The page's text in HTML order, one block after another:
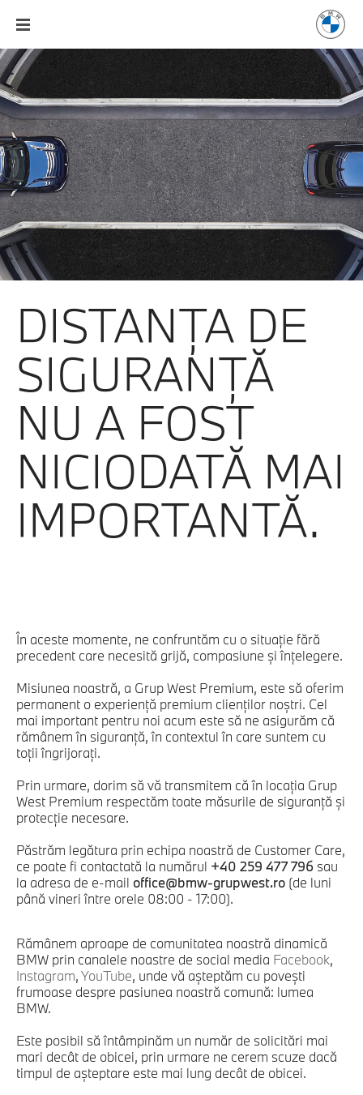
DISTANŢA DE
SIGURANŢĂ
NU A FOST
NICIODATĂ MAI
IMPORTANTĂ.
În aceste momente, ne confruntăm cu o situaţie fără
precedent care necesită grijă, compasiune şi înţelegere.
Misiunea noastră, a Grup West Premium, este să oferim
permanent o experienţă premium clienţilor noştri. Cel
mai important pentru noi acum este să ne asigurăm că
rămânem în siguranţă, în contextul în care suntem cu
toţii îngrijoraţi.
Prin urmare, dorim să vă transmitem că în locaţia Grup
West Premium respectăm toate măsurile de siguranţă şi
protecţie necesare.
Păstrăm legătura prin echipa noastră de Customer Care,
ce poate fi contactată la numărul +40 259 477 796 sau
la adresa de e-mail office@bmw-grupwest.ro (de luni
până vineri între orele 08:00 - 17:00).
Rămânem aproape de comunitatea noastră dinamică
BMW prin canalele noastre de social media Facebook,
Instagram,YouTube, unde vă aşteptăm cu poveşti
frumoase despre pasiunea noastră comună: lumea
BMW.
Este posibil să întâmpinăm un număr de solicitări mai
mari decât de obicei, prin urmare ne cerem scuze dacă
timpul de aşteptare este mai lung decât de obicei.